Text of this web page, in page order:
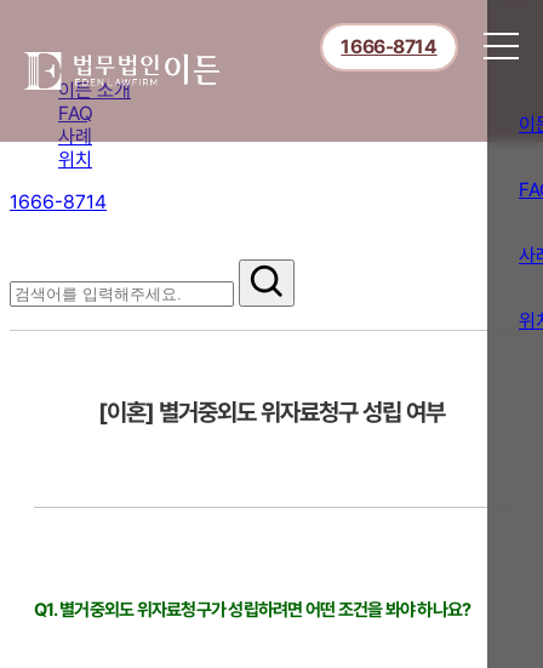
이든 소개
FAQ
사례
위치
1666-8714
1666-8714
이
사
위
[이혼] 별거중외도 위자료청구 성립 여부
Q1. 별거중외도 위자료청구가 성립하려면 어떤 조건을 봐야 하나요?